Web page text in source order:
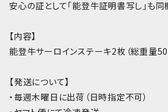
安心の証として「能登牛証明書写し」も同
【内容】
能登牛サーロインステーキ2枚（総重量
【発送について】
・毎週木曜日に出荷（日時指定不可）